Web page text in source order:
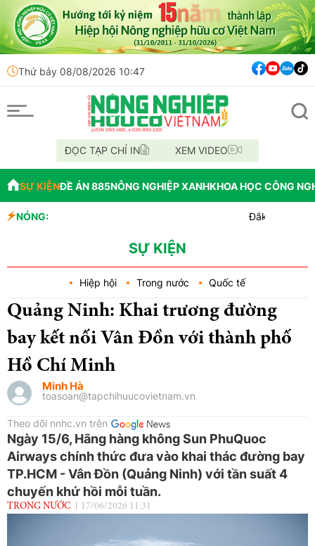
Thứ bảy 08/08/2026 10:47
ĐỌC TẠP CHÍ IN XEM VIDEO
SỰ KIỆNĐỀ ÁN 885NÔNG NGHIỆP XANHKHOA HỌC CÔNG
NÓNG:
Đắk Lắk tổ chức diễu
SỰ KIỆN
Hiệp hội Trong nước Quốc tế
Quảng Ninh: Khai trương đường
bay kết nối Vân Đồn với thành phố
Hồ Chí Minh
Minh Hà
toasoan@tapchihuucovietnam.vn
Theo dõi nnhc.vn trên
Ngày 15/6, Hãng hàng không Sun PhuQuoc
Airways chính thức đưa vào khai thác đường bay
TP.HCM - Vân Đồn (Quảng Ninh) với tần suất 4
chuyến khứ hồi mỗi tuần.
TRONG NƯỚC 17/06/2026 11:31